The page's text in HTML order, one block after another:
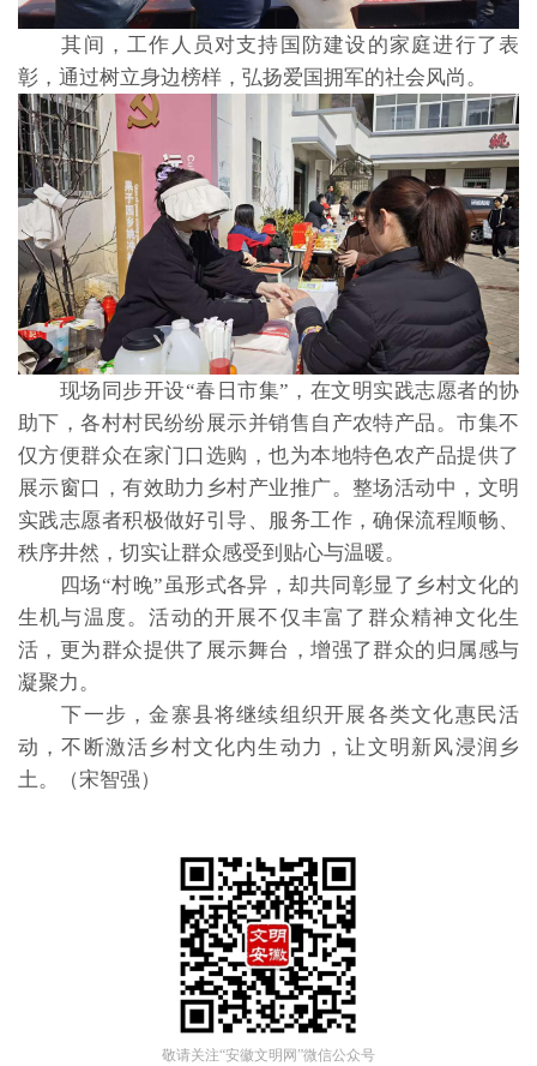
其间，工作人员对支持国防建设的家庭进行了表
彰，通过树立身边榜样，弘扬爱国拥军的社会风尚。
现场同步开设“春日市集”，在文明实践志愿者的协
助下，各村村民纷纷展示并销售自产农特产品。市集不
仅方便群众在家门口选购，也为本地特色农产品提供了
展示窗口，有效助力乡村产业推广。整场活动中，文明
实践志愿者积极做好引导、服务工作，确保流程顺畅、
秩序井然，切实让群众感受到贴心与温暖。
四场“村晚”虽形式各异，却共同彰显了乡村文化的
生机与温度。活动的开展不仅丰富了群众精神文化生
活，更为群众提供了展示舞台，增强了群众的归属感与
凝聚力。
下一步，金寨县将继续组织开展各类文化惠民活
动，不断激活乡村文化内生动力，让文明新风浸润乡
土。（宋智强）
敬请关注“安徽文明网”微信公众号